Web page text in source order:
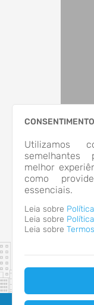
Utilizamos
semelhantes
melhor
como
essenciais.
Leia sobre
Leia sobre
Leia sobre